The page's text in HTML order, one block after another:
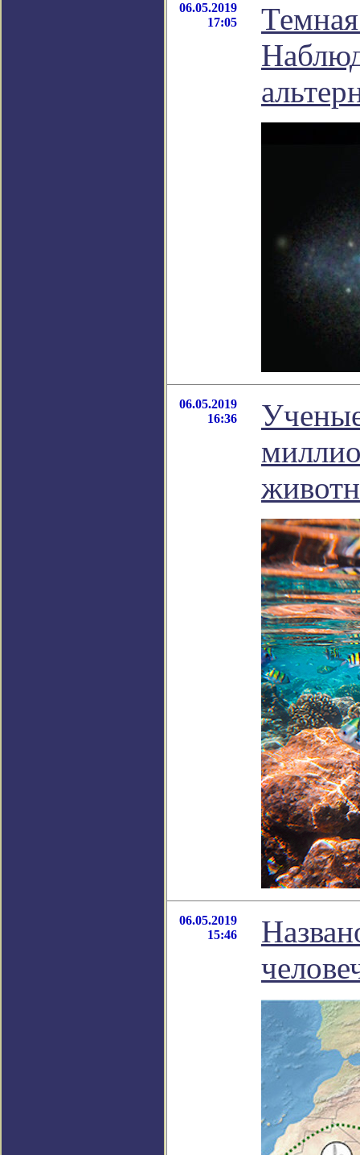
06.05.2019
17:05
06.05.2019
16:36
06.05.2019
15:46